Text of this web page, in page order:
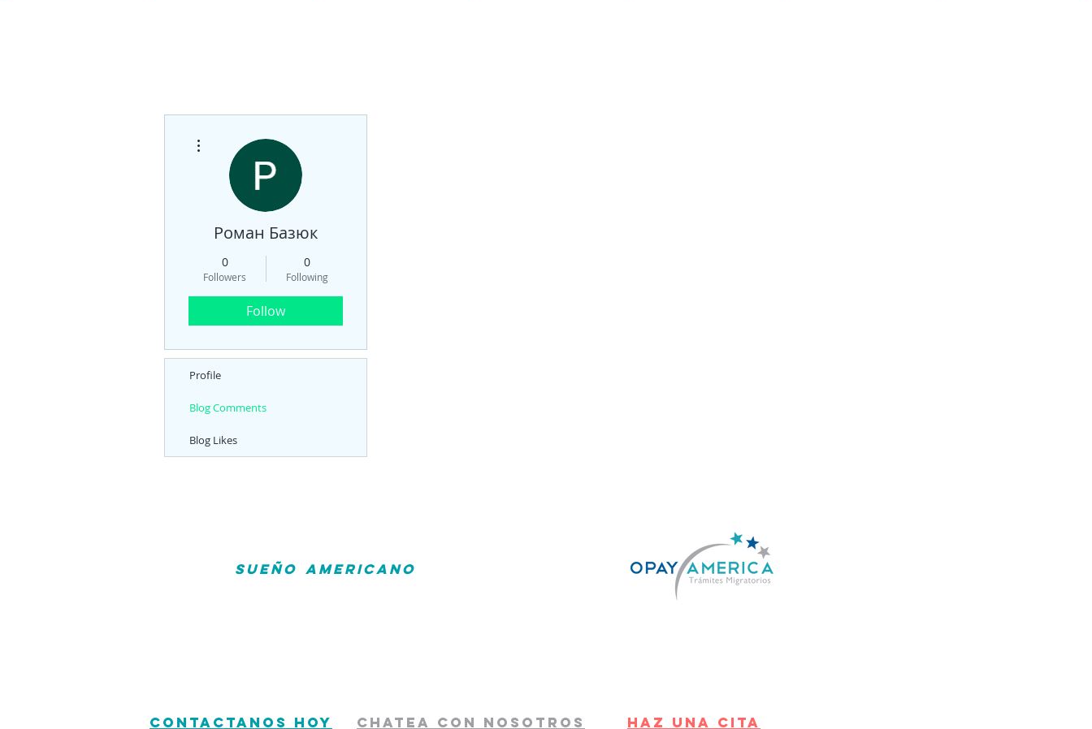
Роман Базюк
0
Followers
0
Following
Follow
Profile
Blog Comments
Blog Likes
SUEÑO AMERICANO
accesible que nunca. Ofrecemos un servicio de alta calidad y atencion personalizada. Estamos
CONTACTANOS HOY CHATEA CON NOSOTROS HAZ UNA CITA